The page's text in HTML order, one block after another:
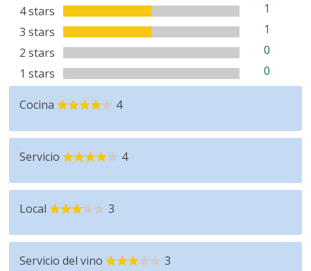
4 stars
1
3 stars
1
2 stars
0
1 stars
0
Cocina 4
Servicio 4
Local 3
Servicio del vino 3